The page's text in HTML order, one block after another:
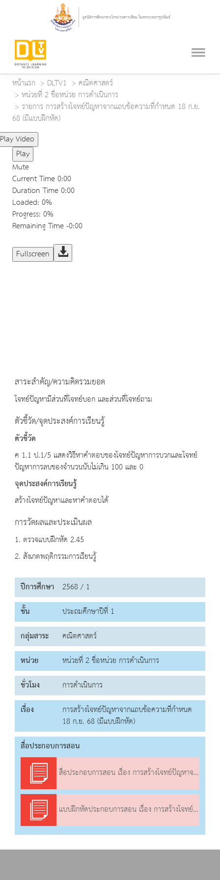
หน้าแรก DLTV1
คณิตศาสตร์
หน่วยที่ 2 ชื่อหน่วย การดำเนินการ
รายการ การสร้างโจทย์ปัญหาจากแถบข้อความที่กำหนด 18 ก.ย.
68 (มีแบบฝึกหัด)
Play Video
Play
Mute
Current Time0:00
Duration Time0:00
Loaded: 0%
Progress: 0%
Remaining Time-0:00
Fullscreen
สาระสำคัญ/ความคิดรวมยอด
โจทย์ปัญหามีส่วนที่โจทย์บอก และส่วนที่โจทย์ถาม
ตัวชี้วัด/จุดประสงค์การเรียนรู้
ตัวชี้วัด
ค 1.1 ป.1/5 แสดงวิธีหาคำตอบของโจทย์ปัญหาการบวกและโจทย์
ปัญหาการลบของจำนวนนับไม่เกิน 100 และ 0
จุดประสงค์การเรียนรู้
สร้างโจทย์ปัญหาและหาคำตอบได้
การวัดผลและประเมินผล
1. ตรวจแบบฝึกหัด 2.45
2. สังเกตพฤติกรรมการเรียนรู้
ปีการศึกษา 2568 / 1
ชั้น
ประถมศึกษาปีที่ 1
กลุ่มสาระ
คณิตศาสตร์
หน่วย
หน่วยที่ 2 ชื่อหน่วย การดำเนินการ
ชั่วโมง
การดำเนินการ
เรื่อง
การสร้างโจทย์ปัญหาจากแถบข้อความที่กำหนด
18 ก.ย. 68 (มีแบบฝึกหัด)
สื่อประกอบการสอน
สื่อประกอบการสอน เรื่อง การสร้างโจทย์ปัญหาจากแถบข้อความที่กำหนด
แบบฝึกหัดประกอบการสอน เรื่อง การสร้างโจทย์ปัญหาจากแถบข้อความที่กำหนด